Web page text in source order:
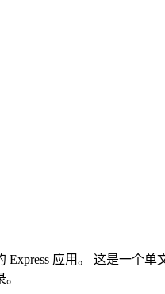
Express 应用。 这是一个